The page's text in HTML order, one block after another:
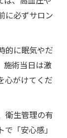
に必ずサロン
的に眠気やだ
施術当日は激
心がけてくだ
衛生管理の有
「安心感」